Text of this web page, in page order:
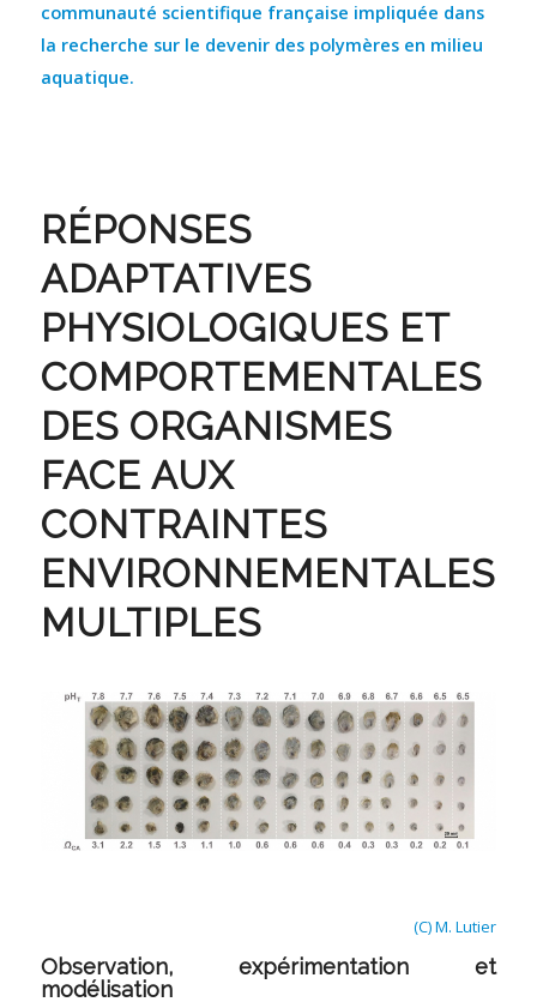
communauté scientifique française impliquée dans
la recherche sur le devenir des polymères en milieu
aquatique.
RÉPONSES
ADAPTATIVES
PHYSIOLOGIQUES ET
COMPORTEMENTALES
DES ORGANISMES
FACE AUX
CONTRAINTES
ENVIRONNEMENTALES
MULTIPLES
(C) M. Lutier
Observation, expérimentation et
modélisation